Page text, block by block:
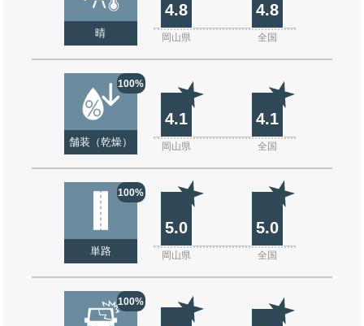
晴
4.8 4.8
岡山県 全国
100%
舗装（乾燥）
4.1 4.1
岡山県 全国
100%
単路
5.0 5.0
岡山県 全国
100%